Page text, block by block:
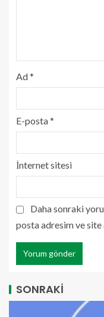
Ad*
E-posta*
İnternet sitesi
Daha sonraki
posta adresim ve site
SONRAKİ